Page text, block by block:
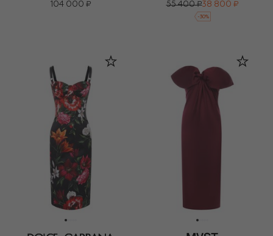
104 000 ₽
55 400 ₽38 800 ₽
-30%